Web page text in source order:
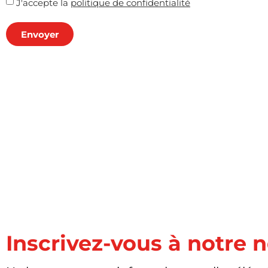
J'accepte la politique de confidentialité
Envoyer
Inscrivez-vous à notre